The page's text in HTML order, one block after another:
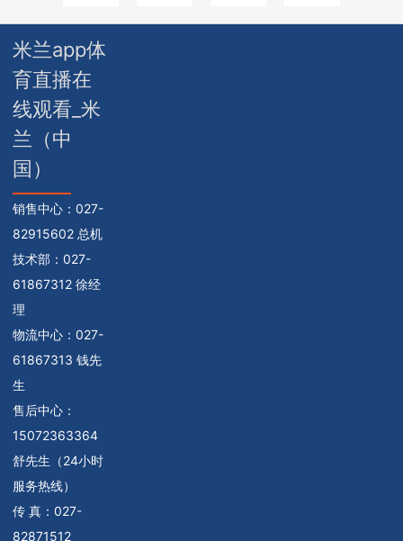
米兰app体
育直播在
线观看_米
兰（中
国）
销售中心： 027-
82915602 总机
技术部： 027-
61867312 徐经
理
物流中心： 027-
61867313 钱先
生
售后中心：
15072363364
舒先生（24小时
服务热线）
传 真：027-
82871512